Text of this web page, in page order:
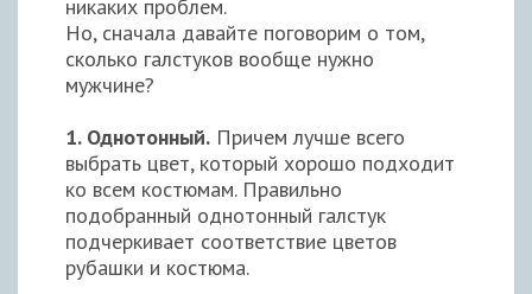
никаких проблем.
Но, сначала давайте поговорим о том,
сколько галстуков вообще нужно
мужчине?
1. Однотонный. Причем лучше всего
выбрать цвет, который хорошо подходит
ко всем костюмам. Правильно
подобранный однотонный галстук
подчеркивает соответствие цветов
рубашки и костюма.